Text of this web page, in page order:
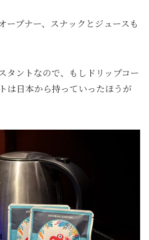
ープナー、スナックとジュースも
タントなので、もしドリップコー
は日本から持っていったほうが